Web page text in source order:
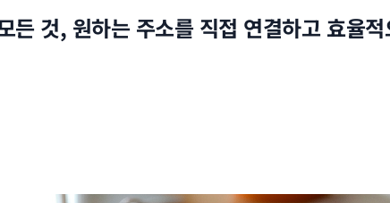
든 것, 원하는 주소를 직접 연결하고 효율